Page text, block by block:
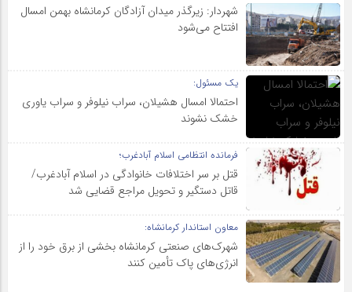
شهردار: زیرگذر میدان آزادگان کرمانشاه بهمن امسال
افتتاح می‌شود
یک مسئول:
احتمالا امسال هشیلان، سراب نیلوفر و سراب یاوری
خشک نشوند
فرمانده انتظامی اسلام آبادغرب؛
قتل بر سر اختلافات خانوادگی در اسلام آبادغرب/
قاتل دستگیر و تحویل مراجع قضایی شد
معاون استاندار کرمانشاه:
شهرک‌های صنعتی کرمانشاه بخشی از برق خود را از
انرژی‌های پاک تأمین کنند